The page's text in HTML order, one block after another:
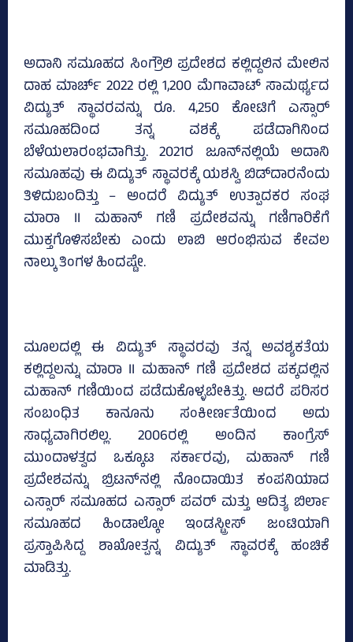
ಅದಾನಿ ಸಮೂಹದ ಸಿಂಗ್ರೌಲಿ ಪ್ರದೇಶದ ಕಲ್ಲಿದ್ದಲಿನ ಮೇಲಿನ
ದಾಹ ಮಾರ್ಚ್ 2022 ರಲ್ಲಿ 1,200 ಮೆಗಾವಾಟ್ ಸಾಮರ್ಥ್ಯದ
ವಿದ್ಯುತ್ ಸ್ಥಾವರವನ್ನು ರೂ. 4,250 ಕೋಟಿಗೆ ಎಸ್ಸಾರ್
ಸಮೂಹದಿಂದ ತನ್ನ ವಶಕ್ಕೆ ಪಡೆದಾಗಿನಿಂದ
ಬೆಳೆಯಲಾರಂಭವಾಗಿತ್ತು. 2021ರ ಜೂನ್‍ನಲ್ಲಿಯೆ ಅದಾನಿ
ಸಮೂಹವು ಈ ವಿದ್ಯುತ್ ಸ್ಥಾವರಕ್ಕೆ ಯಶಸ್ವಿ ಬಿಡ್‍ದಾರನೆಂದು
ತಿಳಿದುಬಂದಿತ್ತು – ಅಂದರೆ ವಿದ್ಯುತ್ ಉತ್ಪಾದಕರ ಸಂಘ
ಮಾರಾ II ಮಹಾನ್ ಗಣಿ ಪ್ರದೇಶವನ್ನು ಗಣಿಗಾರಿಕೆಗೆ
ಮುಕ್ತಗೊಳಿಸಬೇಕು ಎಂದು ಲಾಬಿ ಆರಂಭಿಸುವ ಕೇವಲ
ನಾಲ್ಕು ತಿಂಗಳ ಹಿಂದಷ್ಟೇ.
ಮೂಲದಲ್ಲಿ ಈ ವಿದ್ಯುತ್ ಸ್ಥಾವರವು ತನ್ನ ಅವಶ್ಯಕತೆಯ
ಕಲ್ಲಿದ್ದಲನ್ನು ಮಾರಾ II ಮಹಾನ್ ಗಣಿ ಪ್ರದೇಶದ ಪಕ್ಕದಲ್ಲಿನ
ಮಹಾನ್ ಗಣಿಯಿಂದ ಪಡೆದುಕೊಳ್ಳಬೇಕಿತ್ತು. ಆದರೆ ಪರಿಸರ
ಸಂಬಂಧಿತ ಕಾನೂನು ಸಂಕೀರ್ಣತೆಯಿಂದ ಅದು
ಸಾಧ್ಯವಾಗಿರಲಿಲ್ಲ. 2006ರಲ್ಲಿ ಅಂದಿನ ಕಾಂಗ್ರೆಸ್
ಮುಂದಾಳತ್ವದ ಒಕ್ಕೂಟ ಸರ್ಕಾರವು, ಮಹಾನ್ ಗಣಿ
ಪ್ರದೇಶವನ್ನು ಬ್ರಿಟನ್‍ನಲ್ಲಿ ನೊಂದಾಯಿತ ಕಂಪನಿಯಾದ
ಎಸ್ಸಾರ್ ಸಮೂಹದ ಎಸ್ಸಾರ್ ಪವರ್ ಮತ್ತು ಆದಿತ್ಯ ಬಿರ್ಲಾ
ಸಮೂಹದ ಹಿಂಡಾಲ್ಕೋ ಇಂಡಸ್ಟ್ರೀಸ್ ಜಂಟಿಯಾಗಿ
ಪ್ರಸ್ತಾಪಿಸಿದ್ದ ಶಾಖೋತ್ಪನ್ನ ವಿದ್ಯುತ್ ಸ್ಥಾವರಕ್ಕೆ ಹಂಚಿಕೆ
ಮಾಡಿತ್ತು.